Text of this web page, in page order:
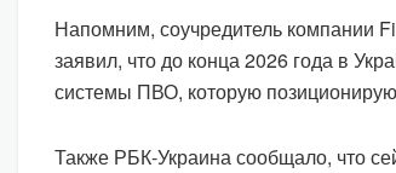
Напомним, соучредитель компании
заявил, что до конца 2026 года в
системы ПВО, которую
Также РБК-Украина сообщало, что